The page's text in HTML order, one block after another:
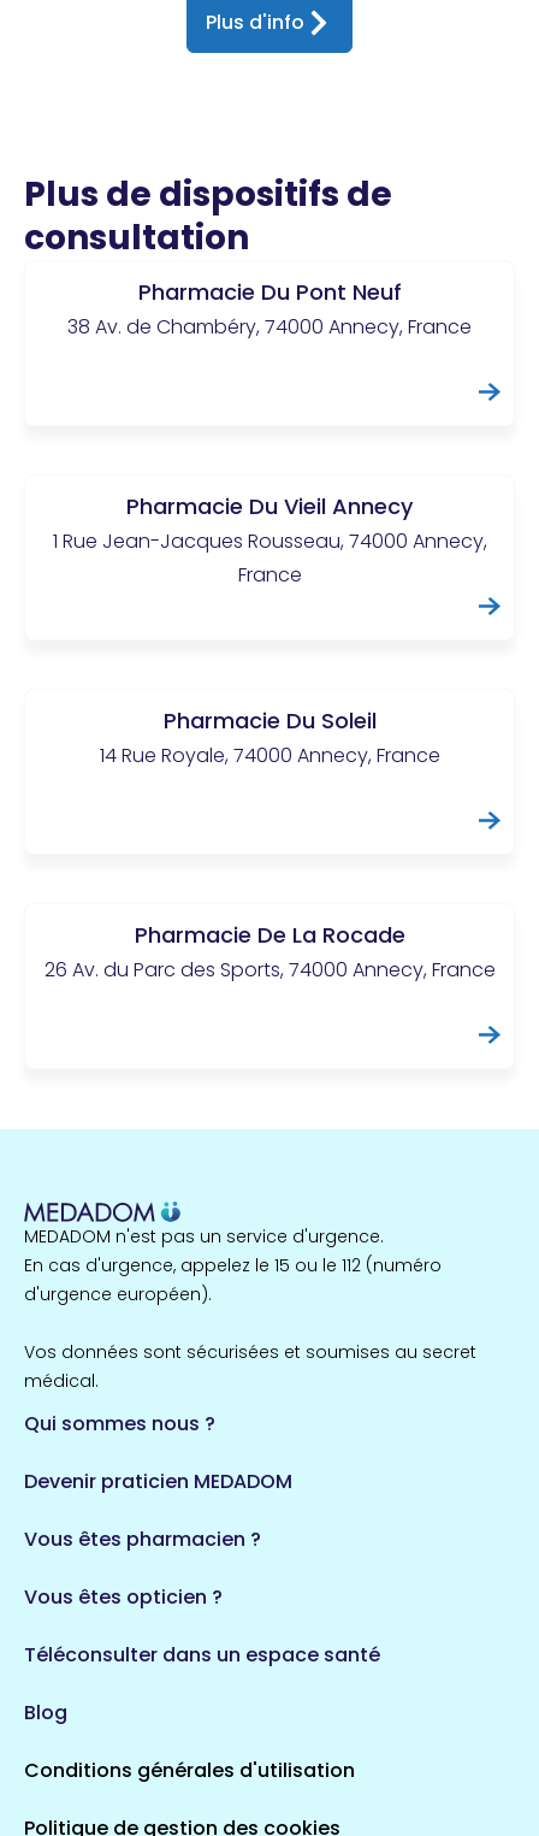
Plus d'info
Plus de dispositifs de
consultation
Pharmacie Du Pont Neuf
38 Av. de Chambéry, 74000 Annecy, France
Pharmacie Du Vieil Annecy
1 Rue Jean-Jacques Rousseau, 74000 Annecy,
France
Pharmacie Du Soleil
14 Rue Royale, 74000 Annecy, France
Pharmacie De La Rocade
26 Av. du Parc des Sports, 74000 Annecy, France
MEDADOM n'est pas un service d'urgence.
En cas d'urgence, appelez le 15 ou le 112 (numéro
d'urgence européen).
Vos données sont sécurisées et soumises au secret
médical.
Qui sommes nous ?
Devenir praticien MEDADOM
Vous êtes pharmacien ?
Vous êtes opticien ?
Téléconsulter dans un espace santé
Blog
Conditions générales d'utilisation
Politique de gestion des cookies